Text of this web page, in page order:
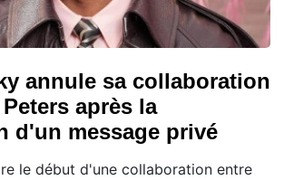
annule sa collaboration
après la
d'un message privé
le début d'une collaboration entre